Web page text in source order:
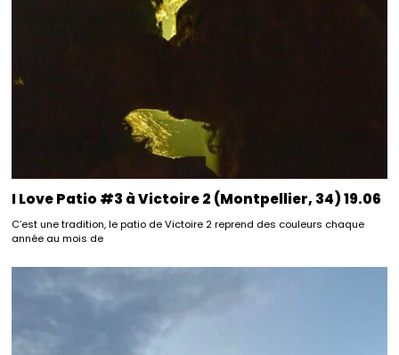
I Love Patio #3 à Victoire 2 (Montpellier, 34) 19.06
C’est une tradition, le patio de Victoire 2 reprend des couleurs chaque
année au mois de